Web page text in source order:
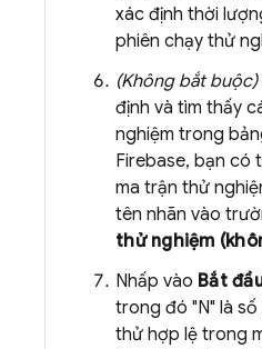
xác định thời
phiên chạy thử
(Không bắt buộc)
định và tìm thấy
nghiệm trong
Firebase, bạn có
ma trận thử
tên nhãn vào
thử nghiệm
Nhấp vào Bắt
trong đó "N" là
thử hợp lệ trong